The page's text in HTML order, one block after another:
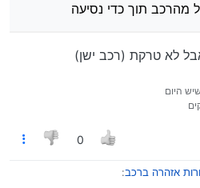
מהרכב תוך כדי נסיעה
לא טרקת (רכב ישן)
היום
0
אזהרה ברכב: